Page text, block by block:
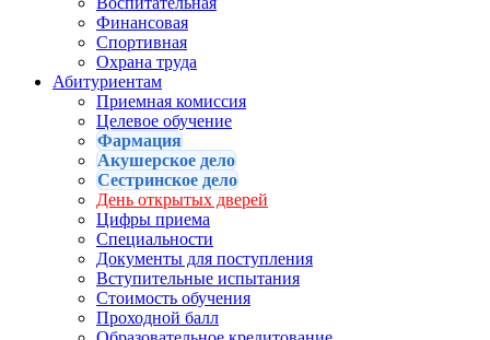
Финансовая
Спортивная
Охрана труда
Абитуриентам
Приемная комиссия
Целевое обучение
Фармация
Акушерское дело
Сестринское дело
День открытых дверей
Цифры приема
Специальности
Документы для поступления
Вступительные испытания
Стоимость обучения
Проходной балл